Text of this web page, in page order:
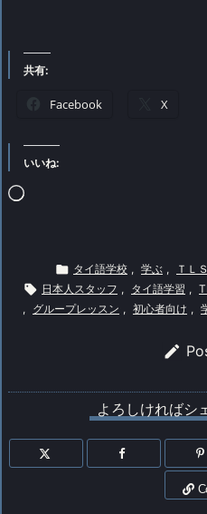
共有:
Facebook X
いいね:
中…
 タイ語学校 , 学ぶ , ＴＬＳ
 日本人スタッフ , タイ語学習 ,
,
グループレッスン , 初心者向け ,

よろしければシ